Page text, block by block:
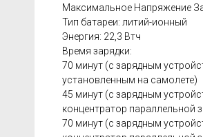
Максимальное Напряжение
Тип батареи: литий-ионный
Энергия: 22,3 Втч
Время зарядки:
70 минут (с зарядным
установленным на самолете)
45 минут (с зарядным
концентратор параллельной
70 минут (с зарядным